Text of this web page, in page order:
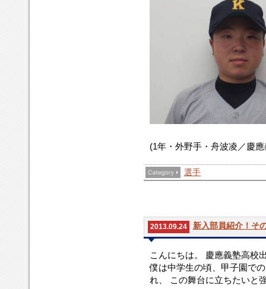
(1年・外野手・舟波凌／慶
選手
2013.09.24 新入部員紹介！そ
こんにちは。 慶應義塾高校
僕は中学生の頃、甲子園で
れ、 この舞台に立ちたいと